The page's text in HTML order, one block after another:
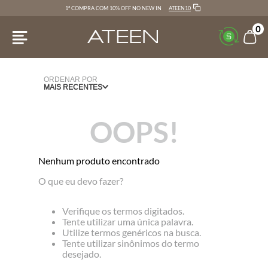
1ª COMPRA COM 10% OFF NO NEW IN ATEEN10
0
ORDENAR POR
MAIS RECENTES
OOPS!
Nenhum produto encontrado
O que eu devo fazer?
Verifique os termos digitados.
Tente utilizar uma única palavra.
Utilize termos genéricos na busca.
Tente utilizar sinônimos do termo
desejado.